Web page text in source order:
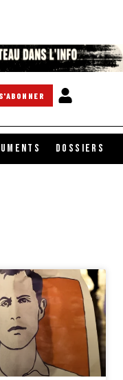
S'ABONNER
DOSSIERS